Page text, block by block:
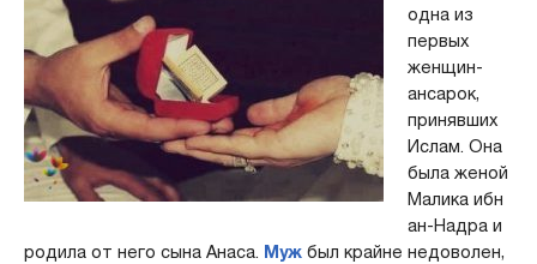
одна из
первых
женщин-
ансарок,
принявших
Ислам. Она
была женой
Малика ибн
ан-Надра и
родила от него сына Анаса. Мужбыл крайне недоволен,